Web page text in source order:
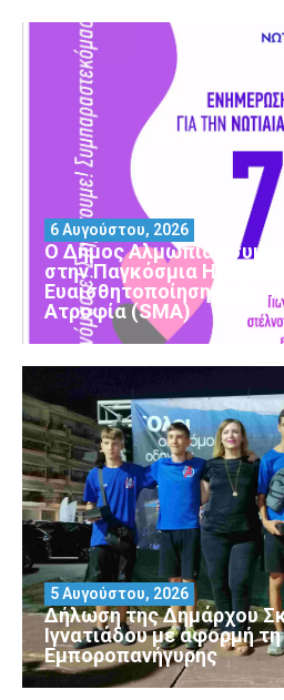
Ο Δήμος Αλμωπίας
στην Παγκόσμια Ημέρα
Ευαισθητοποίησης για
Ατροφία (SMA)
6 Αυγούστου, 2026
Δήλωση της Δημάρχου
Ιγνατιάδου με αφορμή
Εμποροπανήγυρης
5 Αυγούστου, 2026